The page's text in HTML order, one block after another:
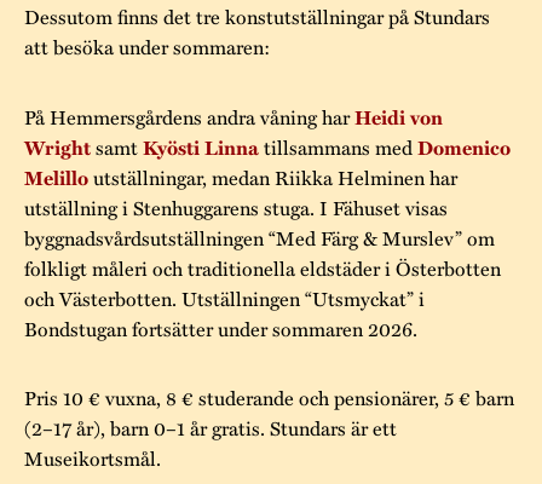
Dessutom finns det tre konstutställningar på Stundars
att besöka under sommaren:
På Hemmersgårdens andra våning harHeidi von
WrightsamtKyösti Linnatillsammans medDomenico
Melilloutställningar, medan Riikka Helminen har
utställning i Stenhuggarens stuga. I Fähuset visas
byggnadsvårdsutställningen “Med Färg & Murslev” om
folkligt måleri och traditionella eldstäder i Österbotten
och Västerbotten. Utställningen “Utsmyckat” i
Bondstugan fortsätter under sommaren 2026.
Pris 10 € vuxna, 8 € studerande och pensionärer, 5 € barn
(2–17 år), barn 0–1 år gratis. Stundars är ett
Museikortsmål.